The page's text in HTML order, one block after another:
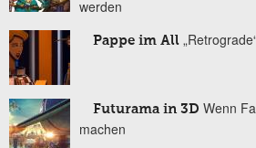
werden
Pappe im All
Futurama in 3D Wenn
machen